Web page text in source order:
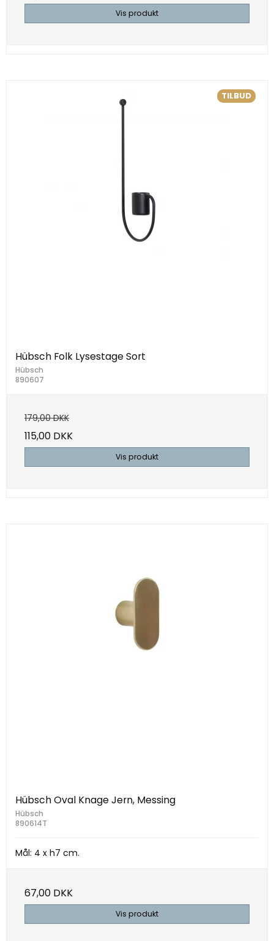
Vis produkt
TILBUD
Hübsch Folk Lysestage Sort
Hübsch
890607
179,00 DKK
115,00 DKK
Vis produkt
Hübsch Oval Knage Jern, Messing
Hübsch
890614T
Mål: 4 x h7 cm.
67,00 DKK
Vis produkt